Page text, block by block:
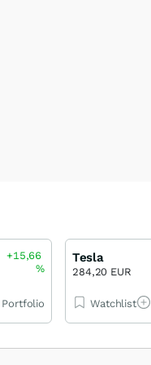
+15,66
%
Portfolio
Tesla
284,20 EUR
Watchlist